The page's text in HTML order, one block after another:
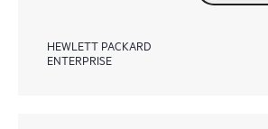
HEWLETT PACKARD
ENTERPRISE